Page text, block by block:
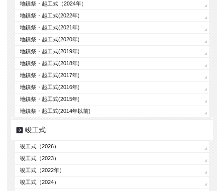
地鎮祭・起工式（2024年）
地鎮祭・起工式(2022年)
地鎮祭・起工式(2021年)
地鎮祭・起工式(2020年)
地鎮祭・起工式(2019年)
地鎮祭・起工式(2018年)
地鎮祭・起工式(2017年)
地鎮祭・起工式(2016年)
地鎮祭・起工式(2015年)
地鎮祭・起工式(2014年以前)
竣工式
竣工式（2026）
竣工式（2023）
竣工式（2022年）
竣工式（2024）